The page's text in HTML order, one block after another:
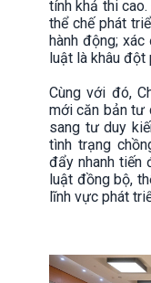
tính khả thi
thể chế phát
hành động; xác
luật là khâu đột
Cùng với đó,
mới căn bản tư
sang tư duy
tình trạng
đẩy nhanh tiến
luật đồng bộ,
lĩnh vực phát